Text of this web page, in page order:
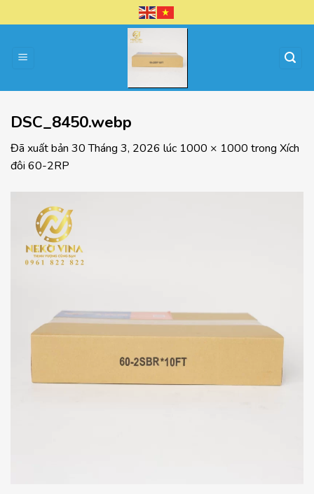
đến
dung
DSC_8450.webp
Đã xuất bản 30 Tháng 3, 2026 lúc 1000 × 1000 trong Xích
đôi 60-2RP